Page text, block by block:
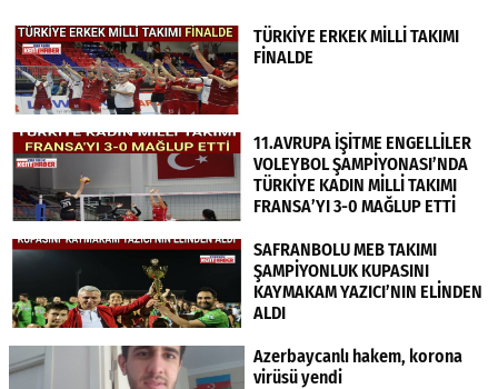
TÜRKİYE ERKEK MİLLİ TAKIMI
FİNALDE
11.AVRUPA İŞİTME ENGELLİLER
VOLEYBOL ŞAMPİYONASI’NDA
TÜRKİYE KADIN MİLLİ TAKIMI
FRANSA’YI 3-0 MAĞLUP ETTİ
SAFRANBOLU MEB TAKIMI
ŞAMPİYONLUK KUPASINI
KAYMAKAM YAZICI’NIN ELİNDEN
ALDI
Azerbaycanlı hakem, korona
virüsü yendi